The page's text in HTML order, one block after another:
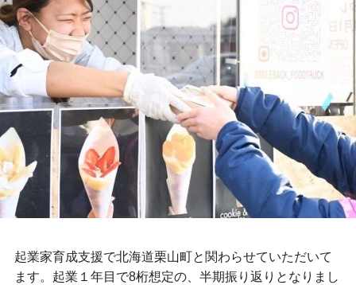
起業家育成支援で北海道栗山町と関わらせていただいて
ます。起業１年目で8桁想定の、半期振り返りとなりまし